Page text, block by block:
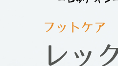
フットケア
レッ